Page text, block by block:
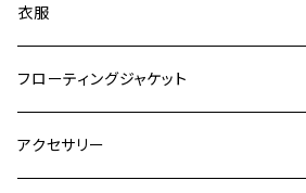
ロードランナー
ヴァリオ
デニム＆コーデュロイ
ネオカラー
ダブルロックカラー
デニム＆コーデュロイ
エッセンシャル
ハーネス
クイックハーネス
衣服
ラッシュガード
フローティングジャケット
DFDブースト
アクセサリー